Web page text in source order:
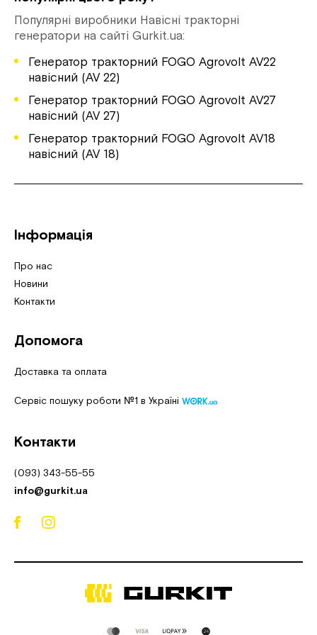
Популярні виробники Навісні тракторні
генератори на сайті Gurkit.ua:
Генератор тракторний FOGO Agrovolt AV22
навісний (AV 22)
Генератор тракторний FOGO Agrovolt AV27
навісний (AV 27)
Генератор тракторний FOGO Agrovolt AV18
навісний (AV 18)
Інформація
Про нас
Новини
Контакти
Допомога
Доставка та оплата
Сервіс пошуку роботи №1 в Україні
Контакти
(093) 343-55-55
info@gurkit.ua